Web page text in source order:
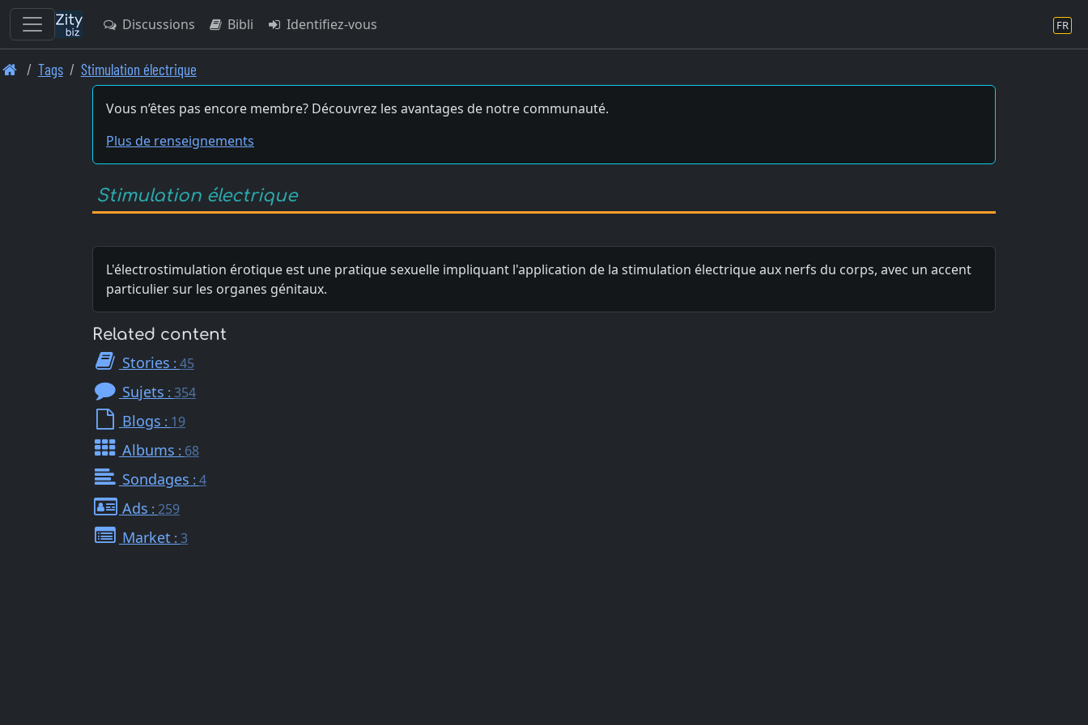
Skip
Discussions Bibli Identifiez-vous FR
Tags Stimulation électrique
Vous n’êtes pas encore membre? Découvrez les avantages de notre communauté.
Plus de renseignements
Stimulation électrique
L'électrostimulation érotique est une pratique sexuelle impliquant l'application de la stimulation électrique aux nerfs du corps, avec un accent
particulier sur les organes génitaux.
Related content
Stories : 45
Sujets : 354
Blogs : 19
Albums : 68
Sondages : 4
Ads : 259
Market : 3